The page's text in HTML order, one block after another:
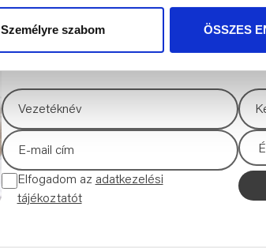
Személyre szabom ÖSSZES
HÍRLEVÉL
Elfogadom az adatkezelési
tájékoztatót